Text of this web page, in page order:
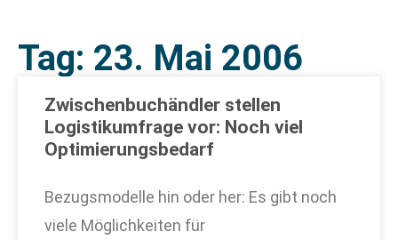
Tag: 23. Mai 2006
Zwischenbuchändler stellen
Logistikumfrage vor: Noch viel
Optimierungsbedarf
Bezugsmodelle hin oder her: Es gibt noch
viele Möglichkeiten für